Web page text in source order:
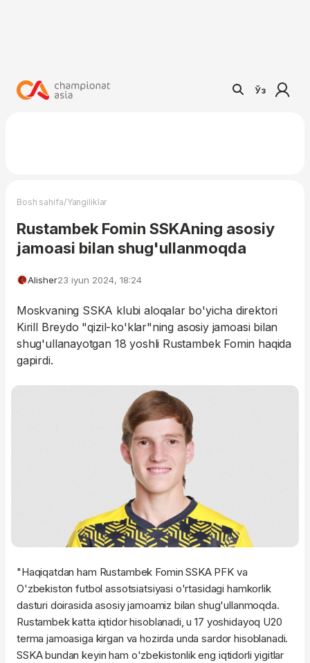
Ўз
Bosh sahifa/Yangiliklar
Rustambek Fomin SSKAning asosiy
jamoasi bilan shug'ullanmoqda
Alisher23 iyun 2024, 18:24
Moskvaning SSKA klubi aloqalar bo'yicha direktori
Kirill Breydo "qizil-ko'klar"ning asosiy jamoasi bilan
shug'ullanayotgan 18 yoshli Rustambek Fomin haqida
gapirdi.
"Haqiqatdan ham Rustambek Fomin SSKA PFK va
O'zbekiston futbol assotsiatsiyasi o'rtasidagi hamkorlik
dasturi doirasida asosiy jamoamiz bilan shug'ullanmoqda.
Rustambek katta iqtidor hisoblanadi, u 17 yoshidayoq U20
terma jamoasiga kirgan va hozirda unda sardor hisoblanadi.
SSKA bundan keyin ham o'zbekistonlik eng iqtidorli yigitlar